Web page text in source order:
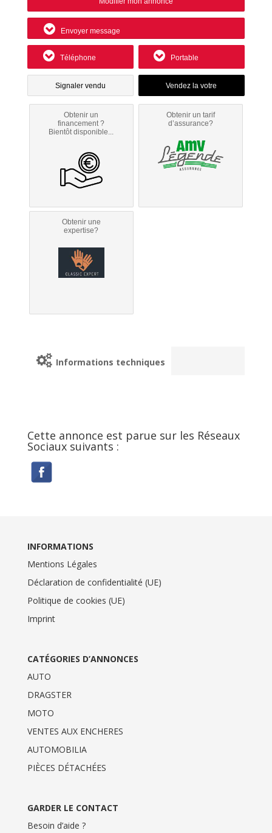
Envoyer message
Téléphone Portable
Signaler vendu
Obtenir un
financement ?
Bientôt disponible...
Obtenir un tarif
d’assurance?
Obtenir une
expertise?
Informations techniques
Cette annonce est parue sur les Réseaux
Sociaux suivants :
INFORMATIONS
Mentions Légales
Déclaration de confidentialité (UE)
Politique de cookies (UE)
Imprint
CATÉGORIES D’ANNONCES
AUTO
DRAGSTER
MOTO
VENTES AUX ENCHERES
AUTOMOBILIA
PIÈCES DÉTACHÉES
GARDER LE CONTACT
Besoin d’aide ?